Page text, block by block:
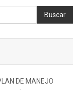
Buscar
DE MANEJO